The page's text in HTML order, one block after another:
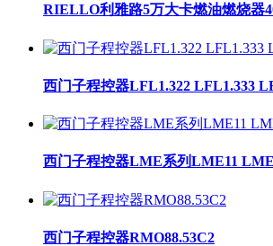
RIELLO利雅路5万大卡燃油燃烧器
西门子程控器LFL1.322 LFL1.333
西门子程控器LME系列LME11
西门子程控器RMO88.53C2